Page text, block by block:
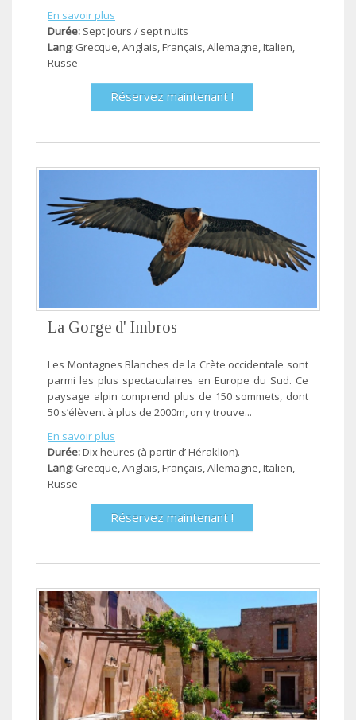
En savoir plus
Durée: Sept jours / sept nuits
Lang: Grecque, Anglais, Français, Allemagne, Ιtalien,
Russe
Réservez maintenant !
La Gorge d' Imbros
Les Montagnes Blanches de la Crète occidentale sont
parmi les plus spectaculaires en Europe du Sud. Ce
paysage alpin comprend plus de 150 sommets, dont
50 s’élèvent à plus de 2000m, on y trouve...
En savoir plus
Durée:Dix heures (à partir d’ Héraklion).
Lang: Grecque, Anglais, Français, Allemagne, Ιtalien,
Russe
Réservez maintenant !